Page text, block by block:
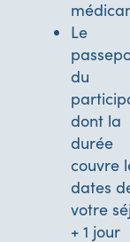
Le
du
dont la
durée
couvre
dates
votre
+ 1 jour